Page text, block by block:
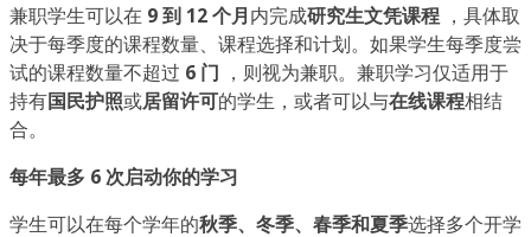
兼职学生可以在 9 到 12 个月内完成研究生文凭课程 ，具体取
决于每季度的课程数量、课程选择和计划。如果学生每季度尝
试的课程数量不超过 6 门 ，则视为兼职。兼职学习仅适用于
持有国民护照或居留许可的学生，或者可以与在线课程相结
合。
每年最多 6 次启动你的学习
学生可以在每个学年的秋季、冬季、春季和夏季选择多个开学